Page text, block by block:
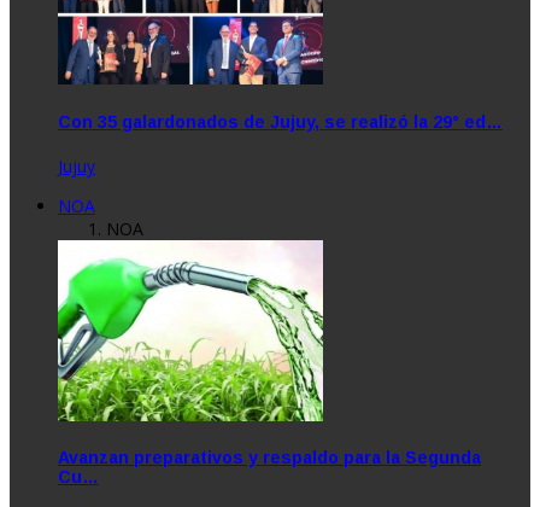
Con 35 galardonados de Jujuy, se realizó la 29° ed…
Jujuy
NOA
NOA
Avanzan preparativos y respaldo para la Segunda
Cu…